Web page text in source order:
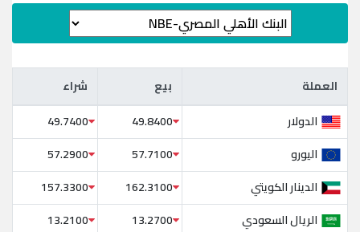
العملة بيع شراء العملة بيع
شراء
الدولار
49.8400
49.7400
اليورو
57.7100
57.2900
الدينار الكويتي
162.3100
157.3300
الريال السعودي
13.2700
13.2100